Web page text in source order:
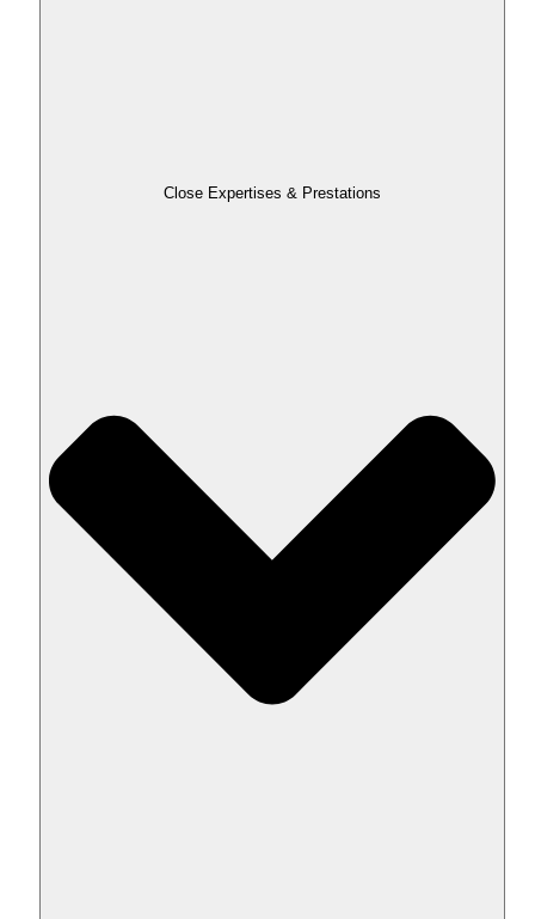
Close Expertises & Prestations